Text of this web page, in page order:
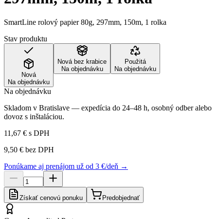
SmartLine rolový papier 80g, 297mm, 150m, 1 rolka
Stav produktu
Nová
Na objednávku
Nová bez krabice
Na objednávku
Použitá
Na objednávku
Na objednávku
Skladom v Bratislave — expedícia do 24–48 h, osobný odber alebo
dovoz s inštaláciou.
11,67 € s DPH
9,50 € bez DPH
Ponúkame aj prenájom už od 3 €/deň →
Získať cenovú ponuku Predobjednať